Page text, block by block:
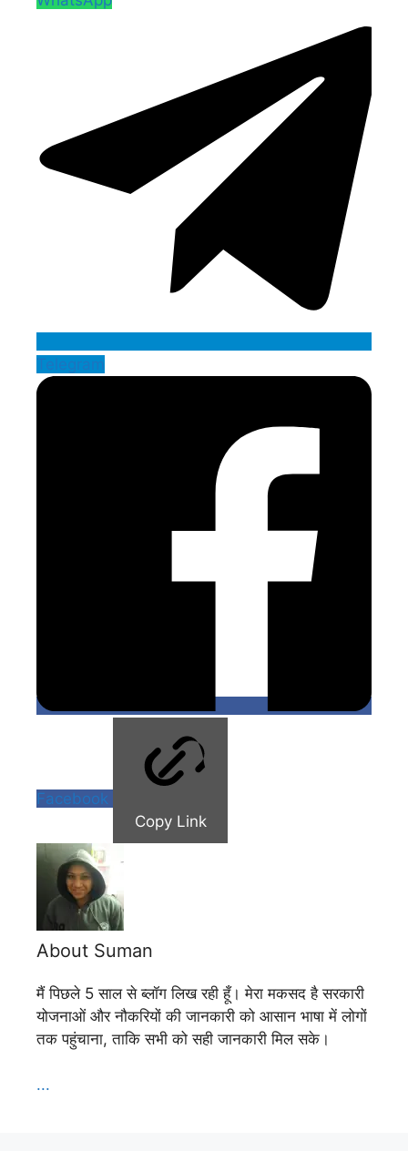
Telegram
Facebook
Copy Link
About Suman
मैं पिछले 5 साल से ब्लॉग लिख रही हूँ। मेरा मकसद है सरकारी
योजनाओं और नौकरियों की जानकारी को आसान भाषा में लोगों
तक पहुंचाना, ताकि सभी को सही जानकारी मिल सके।
...